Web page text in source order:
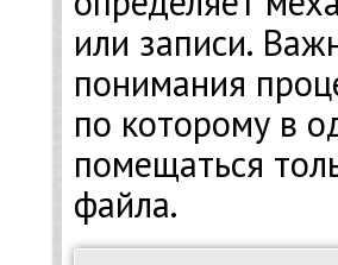
или записи.
понимания
по которому в
помещаться
файла.